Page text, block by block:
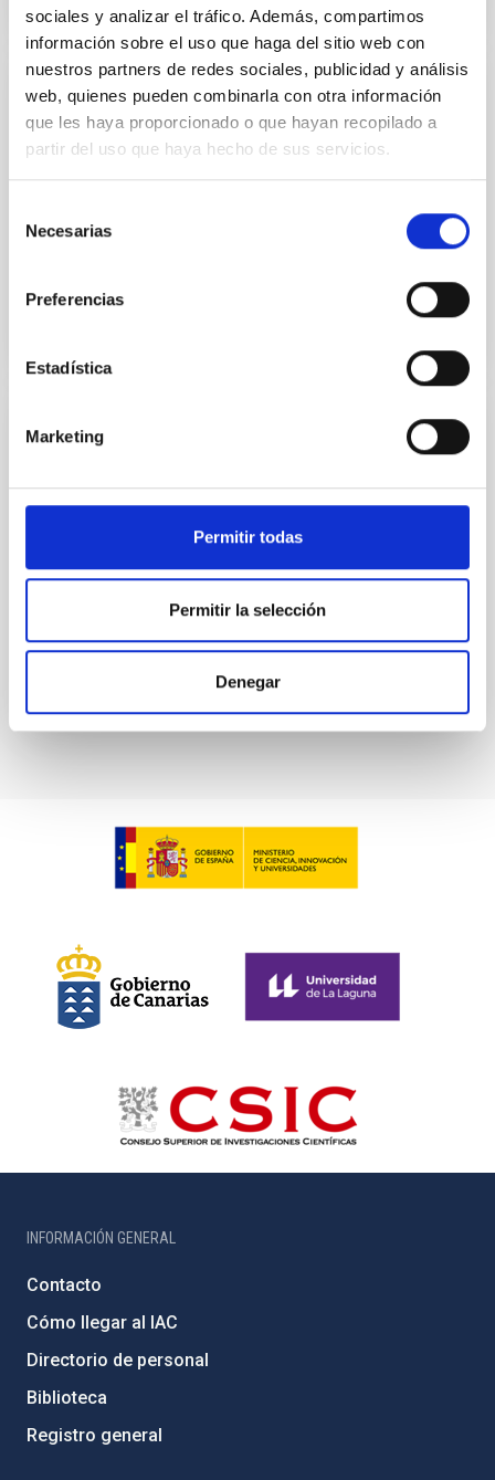
sociales y analizar el tráfico. Además, compartimos
información sobre el uso que haga del sitio web con
nuestros partners de redes sociales, publicidad y análisis
web, quienes pueden combinarla con otra información
que les haya proporcionado o que hayan recopilado a
partir del uso que haya hecho de sus servicios.
Necesarias
Preferencias
Estadística
Marketing
Permitir todas
Permitir la selección
Denegar
Diseño, fabricación y verificación de fibras
ópticas
conocimiento y experiencia en el diseño, fabricación
y verificación de fibras ópticas y sus aplicaciones.
Diseño y desarrollo de sistemas de
Desde su participación inicial en el proyecto de
Estación Óptica Terrestre de la Agencia Europea del
caracterización de las comunicaciones ópticas desde
INFORMACIÓN GENERAL
Contacto
Cómo llegar al IAC
Directorio de personal
Biblioteca
Registro general